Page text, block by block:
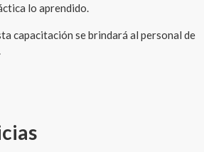
lo aprendido.
capacitación se brindará al personal de